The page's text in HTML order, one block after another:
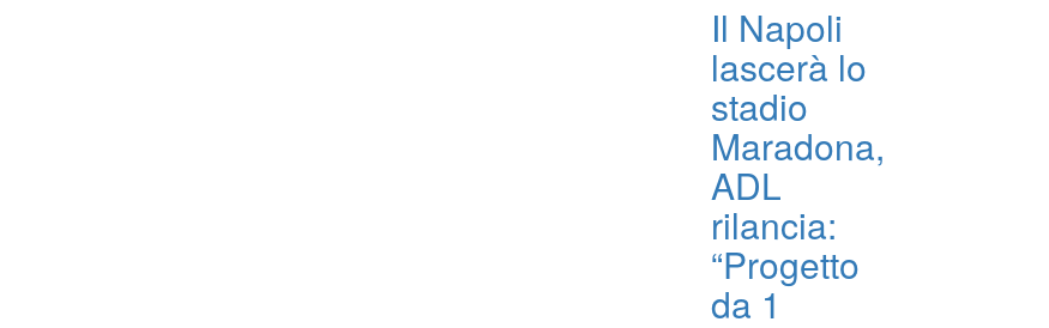
Il Napoli
lascerà lo
stadio
Maradona,
ADL
rilancia:
“Progetto
da 1